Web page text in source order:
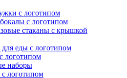
с логотипом
с логотипом
стаканы с крышкой
еды с логотипом
логотипом
наборы
логотипом